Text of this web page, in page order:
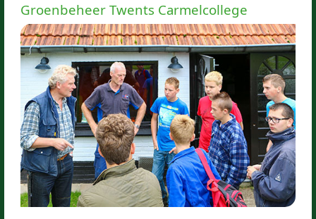
Groenbeheer Twents Carmelcollege